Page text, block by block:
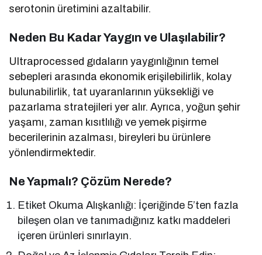
serotonin üretimini azaltabilir.
Neden Bu Kadar Yaygın ve Ulaşılabilir?
Ultraprocessed gıdaların yaygınlığının temel
sebepleri arasında ekonomik erişilebilirlik, kolay
bulunabilirlik, tat uyaranlarının yüksekliği ve
pazarlama stratejileri yer alır. Ayrıca, yoğun şehir
yaşamı, zaman kısıtlılığı ve yemek pişirme
becerilerinin azalması, bireyleri bu ürünlere
yönlendirmektedir.
Ne Yapmalı? Çözüm Nerede?
Etiket Okuma Alışkanlığı: İçeriğinde 5’ten fazla
bileşen olan ve tanımadığınız katkı maddeleri
içeren ürünleri sınırlayın.